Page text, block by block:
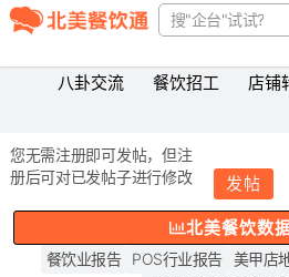
八卦交流 餐饮招工 店铺
您无需注册即可发帖，但注
册后可对已发帖子进行修改
发帖
北美餐饮数
餐饮业报告 POS行业报告 美甲店